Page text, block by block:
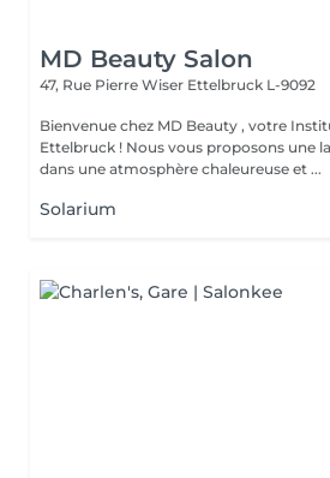
MD Beauty Salon
47, Rue Pierre Wiser Ettelbruck L-9092
Bienvenue chez MD Beauty , votre
Ettelbruck ! Nous vous proposons une large gamme de soins,
dans une atmosphère chaleureuse et ...
Solarium